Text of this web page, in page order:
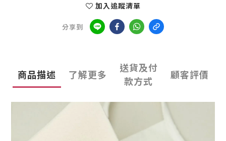
加入追蹤清單
分享到
商品描述 了解更多
送貨及付
款方式
顧客評價